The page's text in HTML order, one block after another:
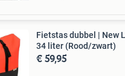
Fietstas dubbel | New
34 liter (Rood/zwart)
€ 59,95